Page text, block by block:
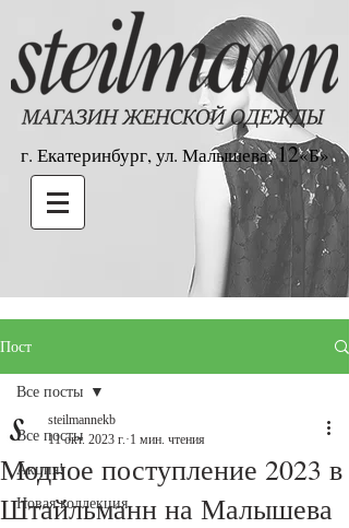
г. Екатеринбург, ул. Малышева,12«Б»
Пост
Все посты
Акция!
Новая коллекция
Все посты
Модное поступление 2023 в
Штайльманн на Малышева
steilmannekb
11 окт. 2023 г. 1 мин. чтения